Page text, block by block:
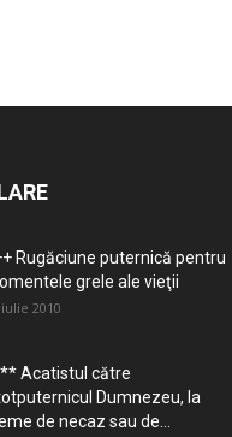
Rugăciune puternică pentru
grele ale vieţii
2010
Acatistul către
Dumnezeu, la
de necaz sau de...